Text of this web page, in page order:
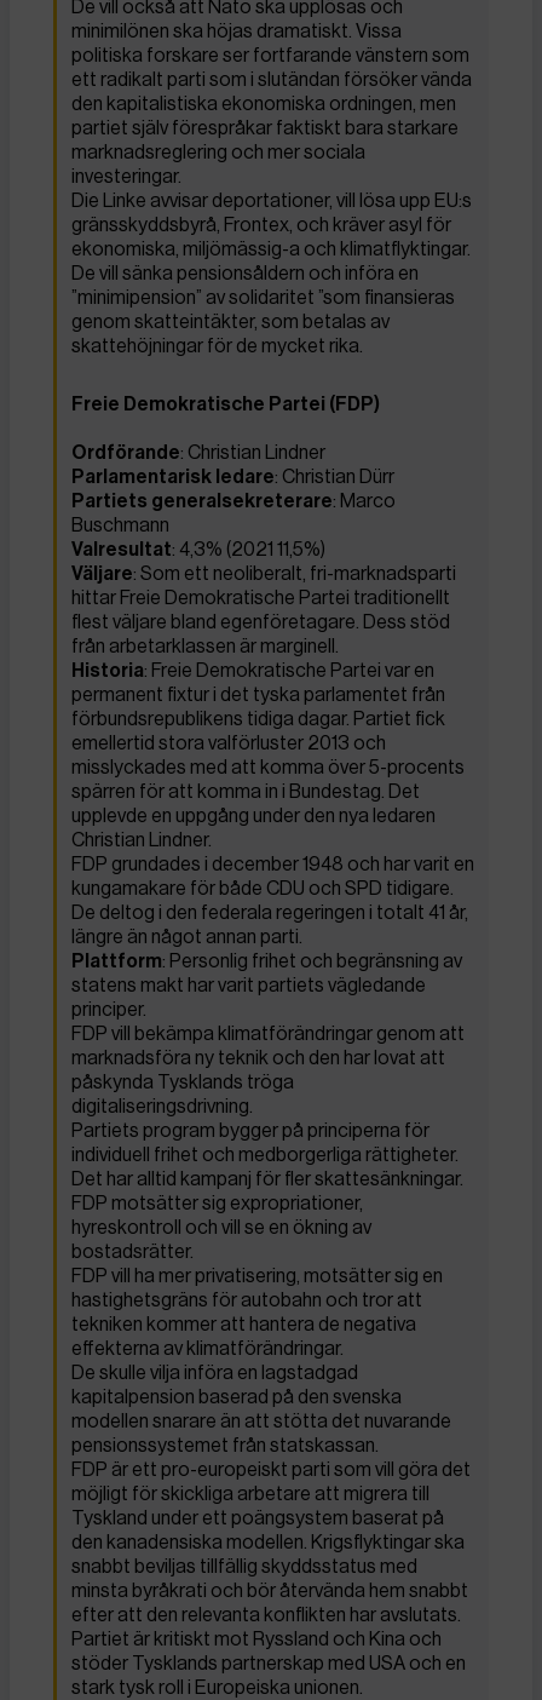
De vill också att Nato ska upplösas och
minimilönen ska höjas dramatiskt. Vissa
politiska forskare ser fortfarande vänstern som
ett radikalt parti som i slutändan försöker vända
den kapitalistiska ekonomiska ordningen, men
partiet själv förespråkar faktiskt bara starkare
marknadsreglering och mer sociala
investeringar.
Die Linke avvisar deportationer, vill lösa upp EU:s
gränsskyddsbyrå, Frontex, och kräver asyl för
ekonomiska, miljömässig-a och klimatflyktingar.
De vill sänka pensionsåldern och införa en
”minimipension” av solidaritet ”som finansieras
genom skatteintäkter, som betalas av
skattehöjningar för de mycket rika.
Freie Demokratische Partei (FDP)
Ordförande: Christian Lindner
Parlamentarisk ledare: Christian Dürr
Partiets generalsekreterare: Marco
Buschmann
Valresultat: 4,3% (2021 11,5%)
Väljare: Som ett neoliberalt, fri-marknadsparti
hittar Freie Demokratische Partei traditionellt
flest väljare bland egenföretagare. Dess stöd
från arbetarklassen är marginell.
Historia: Freie Demokratische Partei var en
permanent fixtur i det tyska parlamentet från
förbundsrepublikens tidiga dagar. Partiet fick
emellertid stora valförluster 2013 och
misslyckades med att komma över 5-procents
spärren för att komma in i Bundestag. Det
upplevde en uppgång under den nya ledaren
Christian Lindner.
FDP grundades i december 1948 och har varit en
kungamakare för både CDU och SPD tidigare.
De deltog i den federala regeringen i totalt 41 år,
längre än något annan parti.
Plattform: Personlig frihet och begränsning av
statens makt har varit partiets vägledande
principer.
FDP vill bekämpa klimatförändringar genom att
marknadsföra ny teknik och den har lovat att
påskynda Tysklands tröga
digitaliseringsdrivning.
Partiets program bygger på principerna för
individuell frihet och medborgerliga rättigheter.
Det har alltid kampanj för fler skattesänkningar.
FDP motsätter sig expropriationer,
hyreskontroll och vill se en ökning av
bostadsrätter.
FDP vill ha mer privatisering, motsätter sig en
hastighetsgräns för autobahn och tror att
tekniken kommer att hantera de negativa
effekterna av klimatförändringar.
De skulle vilja införa en lagstadgad
kapitalpension baserad på den svenska
modellen snarare än att stötta det nuvarande
pensionssystemet från statskassan.
FDP är ett pro-europeiskt parti som vill göra det
möjligt för skickliga arbetare att migrera till
Tyskland under ett poängsystem baserat på
den kanadensiska modellen. Krigsflyktingar ska
snabbt beviljas tillfällig skyddsstatus med
minsta byråkrati och bör återvända hem snabbt
efter att den relevanta konflikten har avslutats.
Partiet är kritiskt mot Ryssland och Kina och
stöder Tysklands partnerskap med USA och en
stark tysk roll i Europeiska unionen.